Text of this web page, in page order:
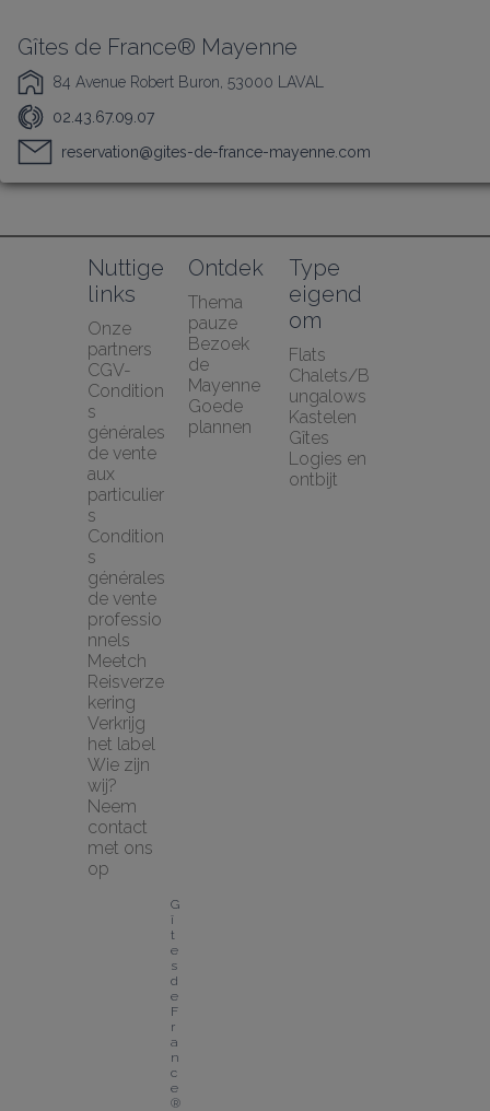
Gîtes de France® Mayenne
84 Avenue Robert Buron, 53000 LAVAL
02.43.67.09.07
reservation@gites-de-france-mayenne.com
Nuttige
links
Onze
partners
CGV-
Condition
s
générales
de vente
aux
particulier
s
Condition
s
générales
de vente
professio
nnels
Meetch
Reisverze
kering
Verkrijg
het label
Wie zijn
wij?
Neem
contact
met ons
op
Ontdek
Thema
pauze
Bezoek
de
Mayenne
Goede
plannen
Type
eigend
om
Flats
Chalets/B
ungalows
Kastelen
Gîtes
Logies en
ontbijt
G
î
t
e
s
d
e
F
r
a
n
c
e
®